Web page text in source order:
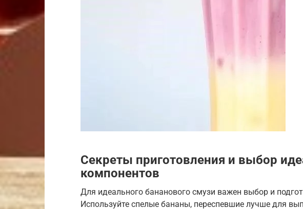
Секреты приготовления и выбор
компонентов
Для идеального бананового смузи важен выбор и
Используйте спелые бананы, переспевшие лучше для